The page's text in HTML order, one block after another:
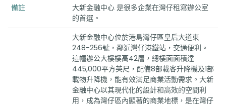
備註
大新金融中心 是很多企業在灣仔租寫辦公室
的首選。
大新金融中心位於港島灣仔區皇后大道東
248-256號，鄰近灣仔港鐵站，交通便利。
這幢辦公大樓樓高42層，總樓面面積達
445,000平方英尺，配備8部載客升降機及1部
載物升降機，能有效滿足商業活動需求。大新
金融中心以其現代化的設計和高效的空間利
用，成為灣仔區內顯著的商業地標，是在灣仔